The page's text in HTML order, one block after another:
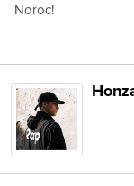
Noroc!